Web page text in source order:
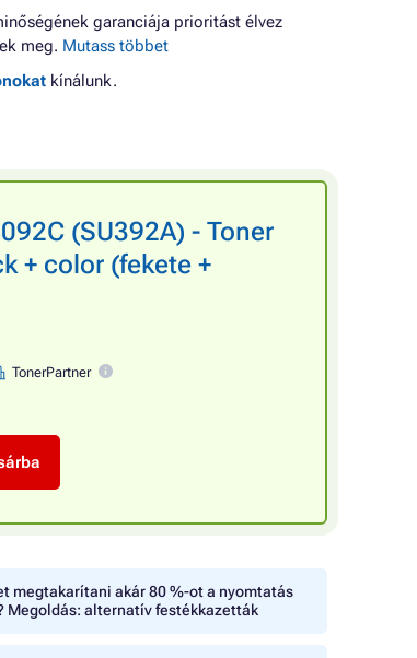
garanciája prioritást élvez
meg. Mutass többet
kínálunk.
(SU392A) - Toner
+ color (fekete +
TonerPartner
megtakarítani akár 80 %-ot a nyomtatás
Megoldás: alternatív festékkazetták